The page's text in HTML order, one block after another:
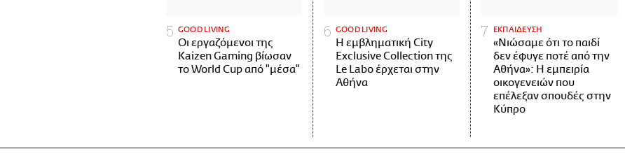
GOOD LIVING
Οι εργαζόμενοι της
Kaizen Gaming βίωσαν
το World Cup από "μέσα"
GOOD LIVING
Η εμβληματική City
Exclusive Collection της
Le Labo έρχεται στην
Αθήνα
ΕΚΠΑΙΔΕΥΣΗ
«Νιώσαμε ότι το παιδί
δεν έφυγε ποτέ από την
Αθήνα»: Η εμπειρία
οικογενειών που
επέλεξαν σπουδές στην
Κύπρο